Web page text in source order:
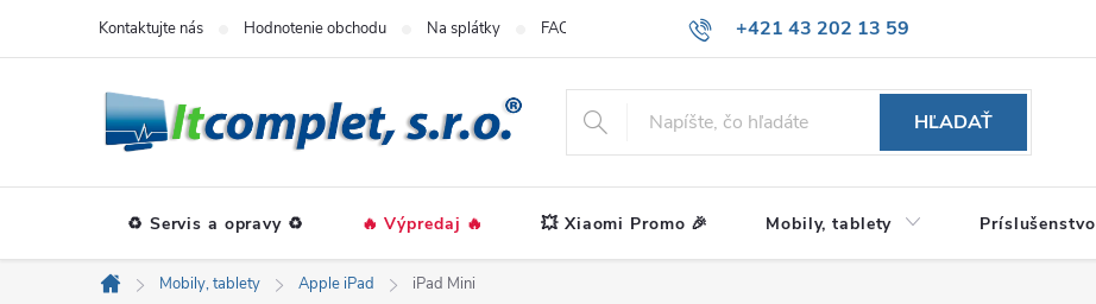
+421 43 202 13 59
Kontaktujte nás Hodnotenie obchodu Na splátky FAQ
HĽADAŤ
♻️ Servis a opravy ♻️ 🔥 Výpredaj 🔥 💥 Xiaomi Promo 🎉 Mobily, tablety Príslušenstvo
Domov
Mobily, tablety Apple iPad iPad Mini